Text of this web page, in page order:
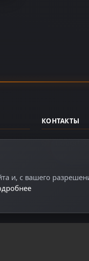
КОНТАКТЫ
и, с вашего